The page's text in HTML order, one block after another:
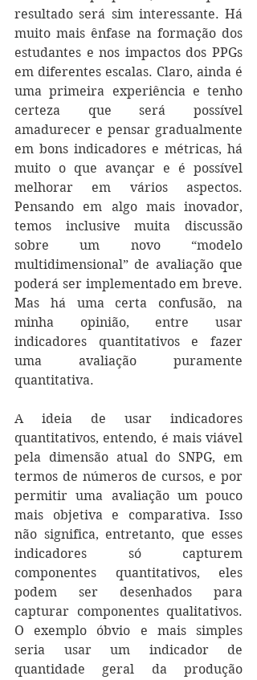
resultado será sim interessante. Há
muito mais ênfase na formação dos
estudantes e nos impactos dos PPGs
em diferentes escalas. Claro, ainda é
uma primeira experiência e tenho
certeza que será possível
amadurecer e pensar gradualmente
em bons indicadores e métricas, há
muito o que avançar e é possível
melhorar em vários aspectos.
Pensando em algo mais inovador,
temos inclusive muita discussão
sobre um novo “modelo
multidimensional” de avaliação que
poderá ser implementado em breve.
Mas há uma certa confusão, na
minha opinião, entre usar
indicadores quantitativos e fazer
uma avaliação puramente
quantitativa.
A ideia de usar indicadores
quantitativos, entendo, é mais viável
pela dimensão atual do SNPG, em
termos de números de cursos, e por
permitir uma avaliação um pouco
mais objetiva e comparativa. Isso
não significa, entretanto, que esses
indicadores só capturem
componentes quantitativos, eles
podem ser desenhados para
capturar componentes qualitativos.
O exemplo óbvio e mais simples
seria usar um indicador de
quantidade geral da produção